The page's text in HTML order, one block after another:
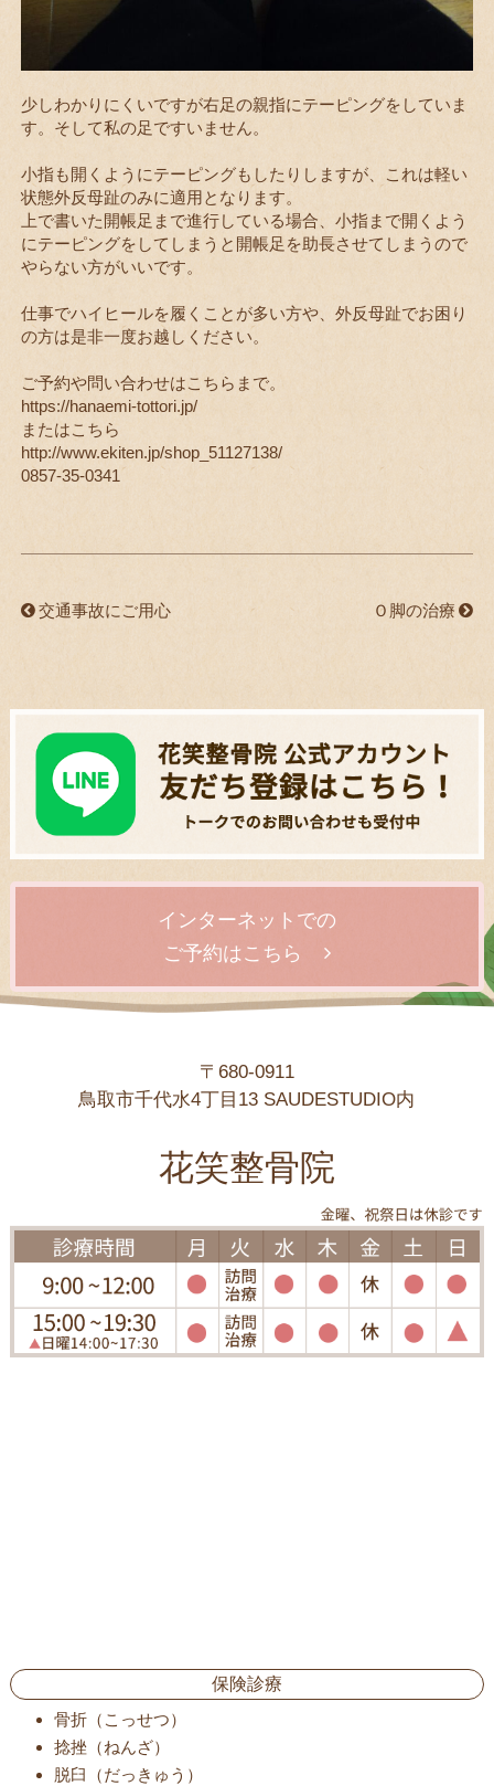
少しわかりにくいですが右足の親指にテーピングをしていま
す。そして私の足ですいません。
小指も開くようにテーピングもしたりしますが、これは軽い
状態外反母趾のみに適用となります。
上で書いた開帳足まで進行している場合、小指まで開くよう
にテーピングをしてしまうと開帳足を助長させてしまうので
やらない方がいいです。
仕事でハイヒールを履くことが多い方や、外反母趾でお困り
の方は是非一度お越しください。
ご予約や問い合わせはこちらまで。
https://hanaemi-tottori.jp/
またはこちら
http://www.ekiten.jp/shop_51127138/
0857-35-0341
交通事故にご用心 Ｏ脚の治療
インターネットでの
ご予約はこちら
〒680-0911
鳥取市千代水4丁目13 SAUDESTUDIO内
花笑整骨院
保険診療
骨折（こっせつ）
捻挫（ねんざ）
脱臼（だっきゅう）